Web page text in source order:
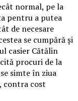
normal, pe la
pentru a putea
de necesare
se cumpără şi
casier Cătălin
procuri de la
simte în ziua
contra cost